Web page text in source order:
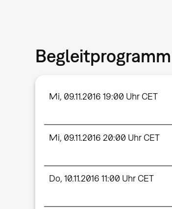
Begleitprogramm
Mi, 09.11.2016 19:00 Uhr CET
Mi, 09.11.2016 20:00 Uhr CET
Do, 10.11.2016 11:00 Uhr CET